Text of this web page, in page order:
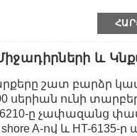
ինչպես
լայնորեն
12.5um, 25um,
Միջադիրների ԵՒ
շատ բարձր
սերիան ունի
6210-ը չափազանց
A-ով և HT-6135-ը